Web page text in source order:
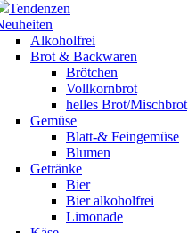
Tendenzen
Alkoholfrei
Brot & Backwaren
Brötchen
Vollkornbrot
helles Brot/Mischbrot
Gemüse
Blatt-& Feingemüse
Blumen
Getränke
Bier
Bier alkoholfrei
Limonade